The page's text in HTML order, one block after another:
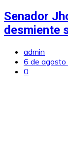
Senador
desmiente
admin
6 de
0